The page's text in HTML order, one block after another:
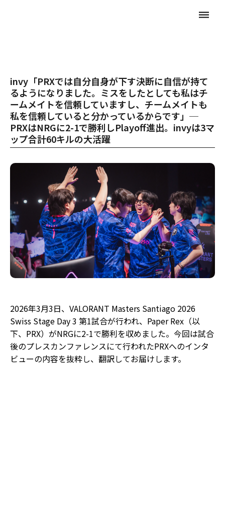
dehaze
invy「PRXでは自分自身が下す決断に自信が持て
るようになりました。ミスをしたとしても私はチ
ームメイトを信頼していますし、チームメイトも
私を信頼していると分かっているからです」─
PRXはNRGに2-1で勝利しPlayoff進出。invyは3マ
ップ合計60キルの大活躍
2026年3月3日、VALORANT Masters Santiago 2026
Swiss Stage Day 3 第1試合が行われ、Paper Rex（以
下、PRX）がNRGに2-1で勝利を収めました。今回は試合
後のプレスカンファレンスにて行われたPRXへのインタ
ビューの内容を抜粋し、翻訳してお届けします。